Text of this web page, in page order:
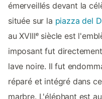
émerveillés devant la
située sur la piazza del
au XVIIIᵉ siècle est
imposant fut
lave noire. Il fut
réparé et intégré dans
marbre. L'éléphant est